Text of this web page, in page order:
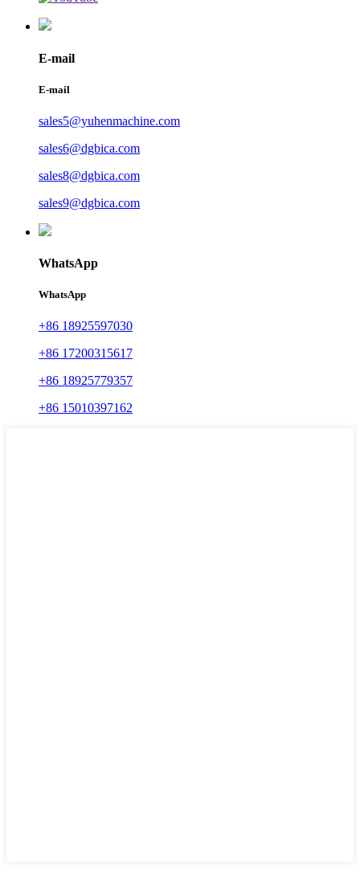
E-mail
E-mail
sales5@yuhenmachine.com
sales6@dgbica.com
sales8@dgbica.com
sales9@dgbica.com
WhatsApp
WhatsApp
+86 18925597030
+86 17200315617
+86 18925779357
+86 15010397162